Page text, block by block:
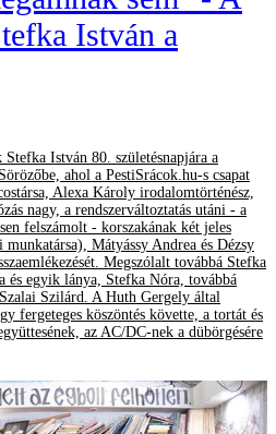
István a
István 80. születésnapjára a
ahol a PestiSrácok.hu-s csapat
Alexa Károly irodalomtörténész,
nagy, a rendszerváltoztatás utáni - a
felszámolt - korszakának két jeles
Mátyássy Andrea és Dézsy
Megszólalt továbbá Stefka
és egyik lánya, Stefka Nóra, továbbá
Szilárd. A Huth Gergely által
fergeteges köszöntés követte, a tortát és
az AC/DC-nek a dübörgésére